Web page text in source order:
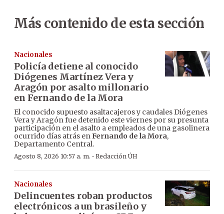
Más contenido de esta sección
Nacionales
Policía detiene al conocido
Diógenes Martínez Vera y
Aragón por asalto millonario
en Fernando de la Mora
El conocido supuesto asaltacajeros y caudales Diógenes
Vera y Aragón fue detenido este viernes por su presunta
participación en el asalto a empleados de una gasolinera
ocurrido días atrás enFernando de la Mora,
Departamento Central.
Agosto 8, 2026 10:57 a. m. · Redacción ÚH
Nacionales
Delincuentes roban productos
electrónicos a un brasileño y